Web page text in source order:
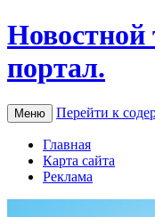
Новостной
портал.
Меню Перейти к
Главная
Карта сайта
Реклама